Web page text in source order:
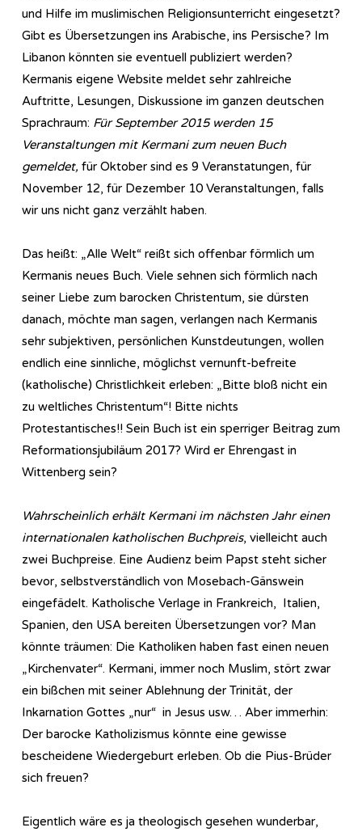
und Hilfe im muslimischen Religionsunterricht eingesetzt?
Gibt es Übersetzungen ins Arabische, ins Persische? Im
Libanon könnten sie eventuell publiziert werden?
Kermanis eigene Website meldet sehr zahlreiche
Auftritte, Lesungen, Diskussione im ganzen deutschen
Sprachraum: Für September 2015 werden 15
Veranstaltungen mit Kermani zum neuen Buch
gemeldet, für Oktober sind es 9 Veranstatungen, für
November 12, für Dezember 10 Veranstaltungen, falls
wir uns nicht ganz verzählt haben.
Das heißt: „Alle Welt“ reißt sich offenbar förmlich um
Kermanis neues Buch. Viele sehnen sich förmlich nach
seiner Liebe zum barocken Christentum, sie dürsten
danach, möchte man sagen, verlangen nach Kermanis
sehr subjektiven, persönlichen Kunstdeutungen, wollen
endlich eine sinnliche, möglichst vernunft-befreite
(katholische) Christlichkeit erleben: „Bitte bloß nicht ein
zu weltliches Christentum“! Bitte nichts
Protestantisches!! Sein Buch ist ein sperriger Beitrag zum
Reformationsjubiläum 2017? Wird er Ehrengast in
Wittenberg sein?
Wahrscheinlich erhält Kermani im nächsten Jahr einen
internationalen katholischen Buchpreis, vielleicht auch
zwei Buchpreise. Eine Audienz beim Papst steht sicher
bevor, selbstverständlich von Mosebach-Gänswein
eingefädelt. Katholische Verlage in Frankreich, Italien,
Spanien, den USA bereiten Übersetzungen vor? Man
könnte träumen: Die Katholiken haben fast einen neuen
„Kirchenvater“. Kermani, immer noch Muslim, stört zwar
ein bißchen mit seiner Ablehnung der Trinität, der
Inkarnation Gottes „nur“ in Jesus usw… Aber immerhin:
Der barocke Katholizismus könnte eine gewisse
bescheidene Wiedergeburt erleben. Ob die Pius-Brüder
sich freuen?
Eigentlich wäre es ja theologisch gesehen wunderbar,